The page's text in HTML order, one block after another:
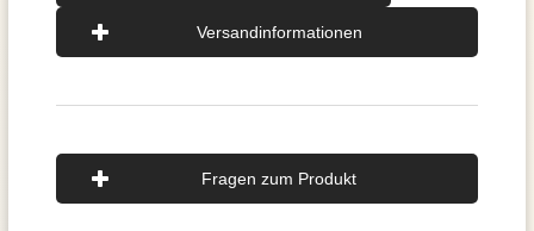
Versandinformationen
Fragen zum Produkt